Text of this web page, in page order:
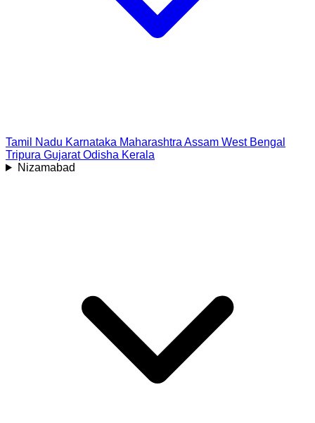
Tamil Nadu Karnataka Maharashtra Assam West Bengal
Tripura Gujarat Odisha Kerala
Nizamabad